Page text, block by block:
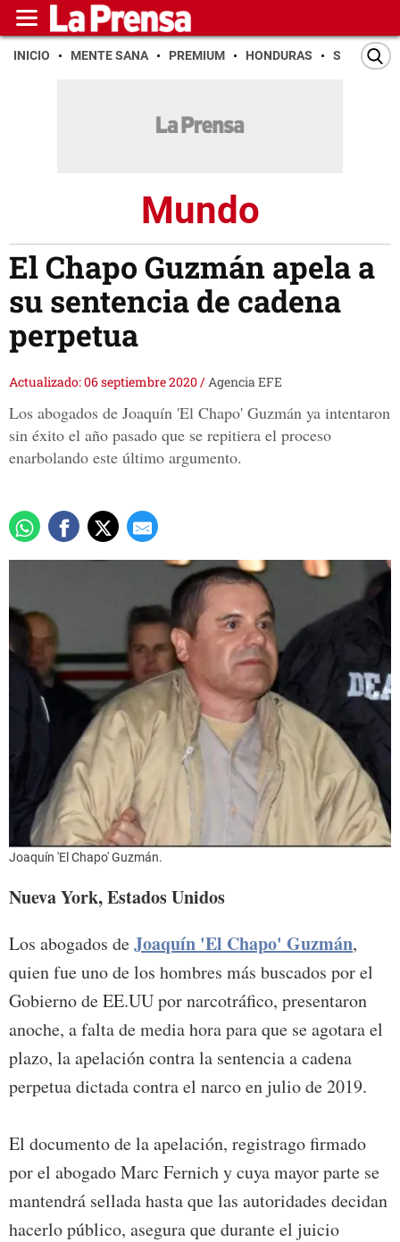
INICIO MENTE SANA PREMIUM HONDURAS SAN PEDRO
Mundo
El Chapo Guzmán apela a
su sentencia de cadena
perpetua
Actualizado: 06 septiembre 2020/Agencia EFE
Los abogados de Joaquín 'El Chapo' Guzmán ya intentaron
sin éxito el año pasado que se repitiera el proceso
enarbolando este último argumento.
Joaquín 'El Chapo' Guzmán.
Nueva York, Estados Unidos
Los abogados deJoaquín 'El Chapo' Guzmán,
quien fue uno de los hombres más buscados por el
Gobierno de EE.UU por narcotráfico, presentaron
anoche, a falta de media hora para que se agotara el
plazo, la apelación contra la sentencia a cadena
perpetua dictada contra el narco en julio de 2019.
El documento de la apelación, registrago firmado
por el abogado Marc Fernich y cuya mayor parte se
mantendrá sellada hasta que las autoridades decidan
hacerlo público, asegura que durante el juicio